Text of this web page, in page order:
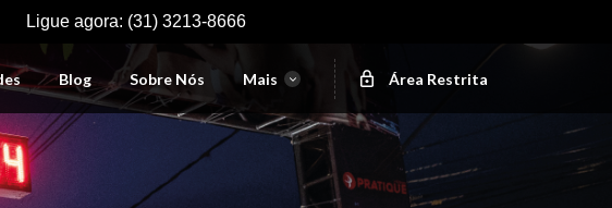
Ligue agora: (31) 3213-8666
Blog Sobre Nós Área Restrita
Mais